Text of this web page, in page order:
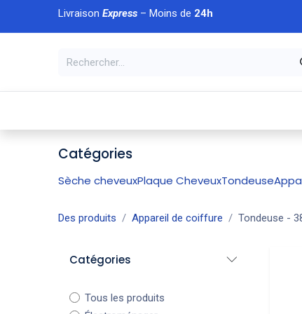
Se rendre au contenu
Livraison Express– Moins de 24h
À DÉCOUVRIR
Catégories
Sèche cheveuxPlaque CheveuxTondeuse
Des produits Appareil de coiffure Tondeuse -
Catégories
Tous les produits